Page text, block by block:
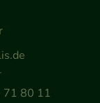
71 80 11